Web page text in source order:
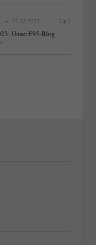
22.12.2022 2
Unser F95-Blog